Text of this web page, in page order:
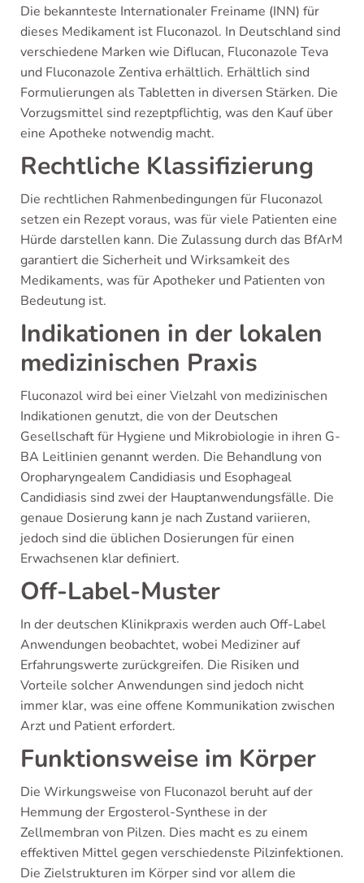
Die bekannteste Internationaler Freiname (INN) für
dieses Medikament ist Fluconazol. In Deutschland sind
verschiedene Marken wie Diflucan, Fluconazole Teva
und Fluconazole Zentiva erhältlich. Erhältlich sind
Formulierungen als Tabletten in diversen Stärken. Die
Vorzugsmittel sind rezeptpflichtig, was den Kauf über
eine Apotheke notwendig macht.
Rechtliche Klassifizierung
Die rechtlichen Rahmenbedingungen für Fluconazol
setzen ein Rezept voraus, was für viele Patienten eine
Hürde darstellen kann. Die Zulassung durch das BfArM
garantiert die Sicherheit und Wirksamkeit des
Medikaments, was für Apotheker und Patienten von
Bedeutung ist.
Indikationen in der lokalen
medizinischen Praxis
Fluconazol wird bei einer Vielzahl von medizinischen
Indikationen genutzt, die von der Deutschen
Gesellschaft für Hygiene und Mikrobiologie in ihren G-
BA Leitlinien genannt werden. Die Behandlung von
Oropharyngealem Candidiasis und Esophageal
Candidiasis sind zwei der Hauptanwendungsfälle. Die
genaue Dosierung kann je nach Zustand variieren,
jedoch sind die üblichen Dosierungen für einen
Erwachsenen klar definiert.
Off-Label-Muster
In der deutschen Klinikpraxis werden auch Off-Label
Anwendungen beobachtet, wobei Mediziner auf
Erfahrungswerte zurückgreifen. Die Risiken und
Vorteile solcher Anwendungen sind jedoch nicht
immer klar, was eine offene Kommunikation zwischen
Arzt und Patient erfordert.
Funktionsweise im Körper
Die Wirkungsweise von Fluconazol beruht auf der
Hemmung der Ergosterol-Synthese in der
Zellmembran von Pilzen. Dies macht es zu einem
effektiven Mittel gegen verschiedenste Pilzinfektionen.
Die Zielstrukturen im Körper sind vor allem die